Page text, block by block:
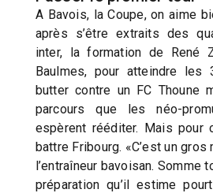
A Bavois, la Coupe, on aime
après s’être extraits des
inter, la formation de René
Baulmes, pour atteindre
butter contre un FC Thoune
parcours que les néo-
espèrent rééditer. Mais pour
battre Fribourg. «C’est un gros
l’entraîneur bavoisan. Somme
préparation qu’il estime